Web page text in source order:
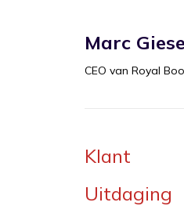
Marc Giese
CEO van Royal
Klant
Uitdaging